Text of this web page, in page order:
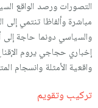
التصورات ورصد الواقع
مباشرة وألفاظا تنتمي إلى
والسياسي دونما حاجة إلى
إخباري حجاجي يروم
واقعية الأمثلة وانسجام
تركيب وتقويم